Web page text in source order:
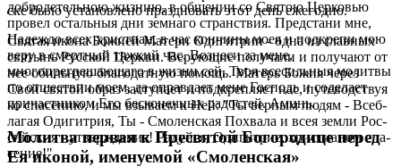
ске бы­ло уста­нов­ле­но празд­но­вать этот день еже­год­но.
Свя­тая ико­на Бо­жи­ей Ма­те­ри Оди­гит­рии - од­на из глав­ных
свя­тынь Рус­ской Церк­ви. Ве­ру­ю­щие по­лу­ча­ли и по­лу­ча­ют от
нее обиль­ную бла­го­дат­ную по­мощь. Ма­терь Бо­жия через
Свой свя­той об­раз за­сту­па­ет и под­креп­ля­ет нас, пу­те­вод­ствуя
ко спа­се­нию, и мы взы­ва­ем к Ней: "Ты вер­ным лю­дям - Все­б­
ла­гая Оди­гит­рия, Ты - Смо­лен­ская По­хва­ла и всея зем­ли Рос­
сий­ския - утвер­жде­ние! Ра­дуй­ся, Оди­гит­рие, хри­сти­а­ном спа­
се­ние!"
добродетельною жизнию, в общении со Святою Церковью
провел остальныя дни земнаго странствия. Предстани мне,
Надеждо всех христиан, в час кончины моея и подкрепи мою
веру в смертный тяжкий час. Вознеси за мене,
многопрегрешающаго в жизни сей, Твоя всесильныя молитвы
по отшествии моем, да оправдает мене Господь и соделает
причастником Его бесконечных радостей. Аминь.
Молитва первая к Пресвятой Богородице перед
Ея иконой, именуемой «Смоленская»